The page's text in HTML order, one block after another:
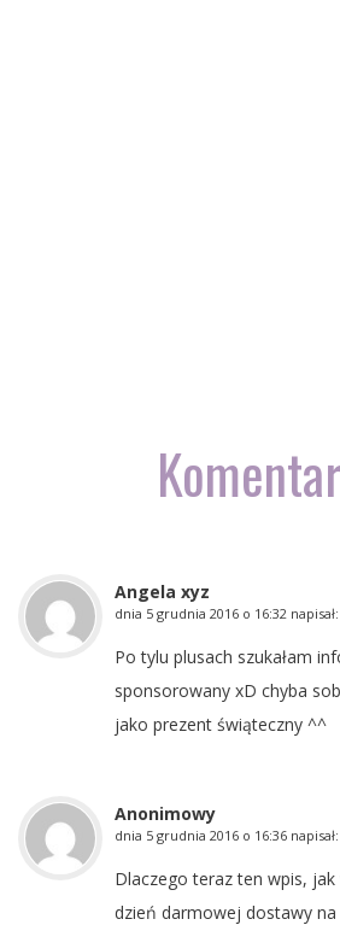
Angela xyz
dnia 5 grudnia 2016 o 16:32 napisał:
Po tylu plusach szukałam
sponsorowany xD chyba
jako prezent świąteczny ^^
Anonimowy
dnia 5 grudnia 2016 o 16:36 napisał:
Dlaczego teraz ten wpis,
dzień darmowej dostawy